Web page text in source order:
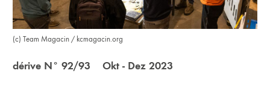
(c) Team Magacin / kcmagacin.org
dérive N° 92/93 Okt - Dez 2023